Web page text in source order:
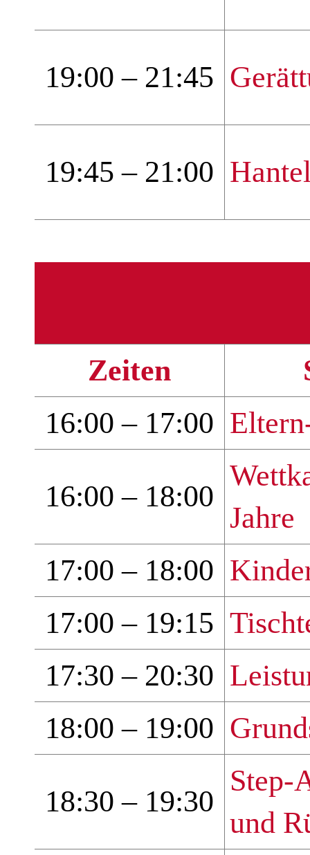
19:00 – 21:45
19:45 – 21:00
Zeiten
16:00 – 17:00
16:00 – 18:00
Jahre
17:00 – 18:00
17:00 – 19:15
17:30 – 20:30
18:00 – 19:00
18:30 – 19:30
Step-
und